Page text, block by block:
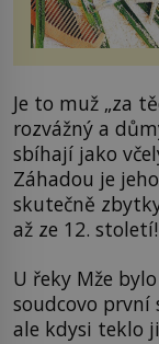
Je to muž „za
rozvážný a
sbíhají jako
Záhadou je
skutečně
až ze 12. století!
U řeky Mže
soudcovo první
ale kdysi teklo